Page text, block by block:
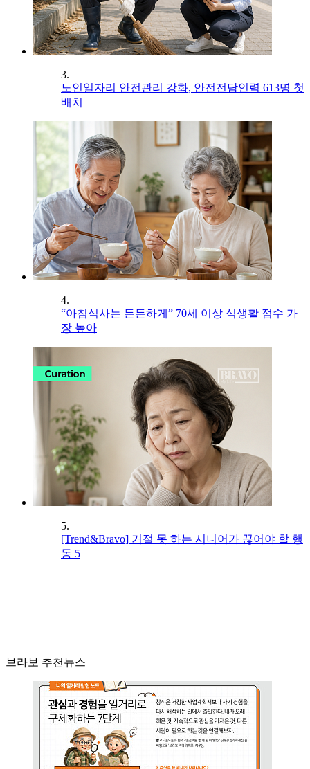
3.
노인일자리 안전관리 강화, 안전전담인력 613명 첫
배치
4.
“아침식사는 든든하게” 70세 이상 식생활 점수 가
장 높아
5.
[Trend&Bravo] 거절 못 하는 시니어가 끊어야 할 행
동 5
브라보 추천뉴스